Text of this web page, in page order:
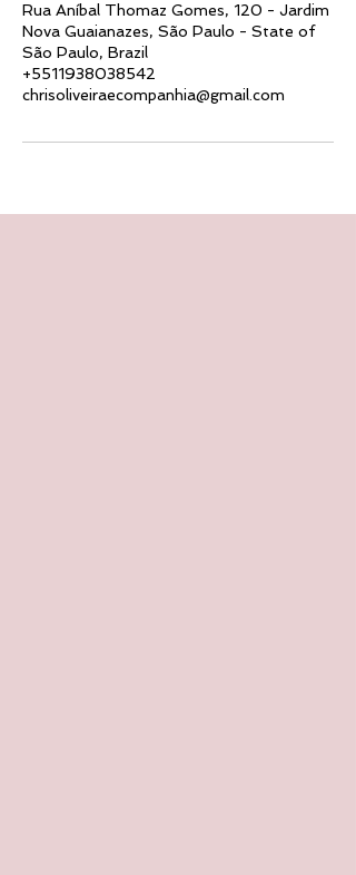
Rua Aníbal Thomaz Gomes, 120 - Jardim
Nova Guaianazes, São Paulo - State of
São Paulo, Brazil
+5511938038542
chrisoliveiraecompanhia@gmail.com